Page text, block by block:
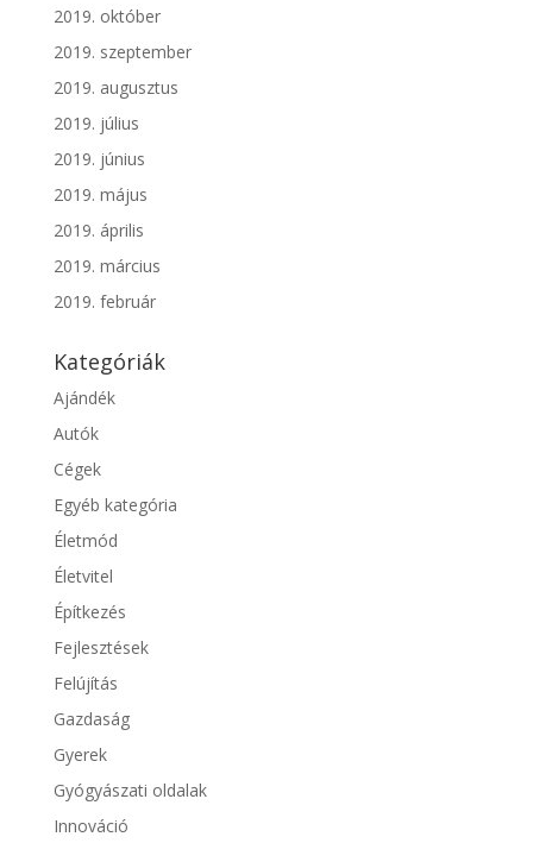
2019. október
2019. szeptember
2019. augusztus
2019. július
2019. június
2019. május
2019. április
2019. március
2019. február
Kategóriák
Ajándék
Autók
Cégek
Egyéb kategória
Életmód
Életvitel
Építkezés
Fejlesztések
Felújítás
Gazdaság
Gyerek
Gyógyászati oldalak
Innováció